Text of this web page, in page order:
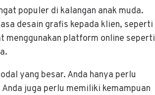
populer di kalangan anak muda.
desain grafis kepada klien, seperti
menggunakan platform online seperti
yang besar. Anda hanya perlu
juga perlu memiliki kemampuan